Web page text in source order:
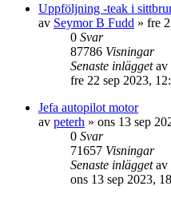
Uppföljning -teak i
av Seymor B Fudd » fre
0 Svar
87786 Visningar
Senaste inläggetav
fre 22 sep 2023,
Jefa autopilot motor
av peterh » ons 13 sep
0 Svar
71657 Visningar
Senaste inläggetav
ons 13 sep 2023,